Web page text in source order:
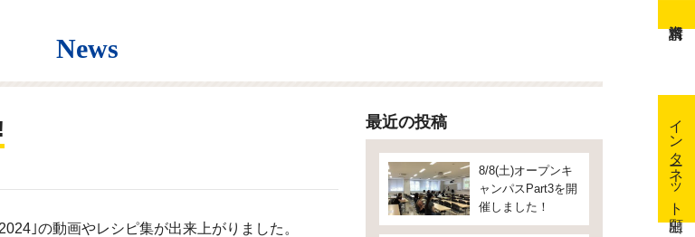
インターネット出願
News
2024 ｣の動画やレシピ集が出来上がりました。
最近の投稿
8/8(土)オープンキ
ャンパスPart3を開
催しました！